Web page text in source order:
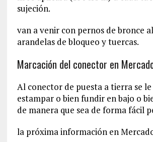
sujeción.
van a venir con pernos de bronce
arandelas de bloqueo y tuercas.
Marcación del conector en
Al conector de puesta a tierra se le
estampar o bien fundir en bajo o
de manera que sea de forma fácil
la próxima información en